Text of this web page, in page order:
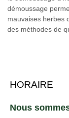
démoussage
mauvaises herbes
des méthodes de
HORAIRE
Nous